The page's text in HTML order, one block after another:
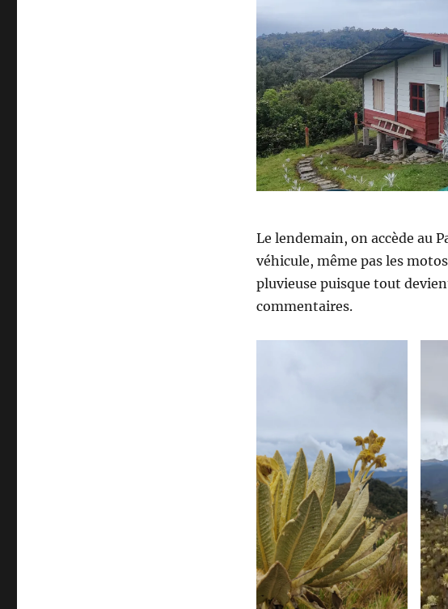
Le lendemain, on accède au
véhicule, même pas les
pluvieuse puisque tout
commentaires.